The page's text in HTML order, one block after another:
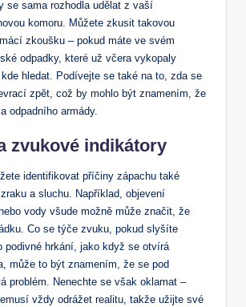
se sama rozhodla udělat z vaší
komoru. Můžete zkusit takovou
zkoušku – pokud máte ve svém
odpadky, které už včera vykopaly
hledat. Podívejte se také na to, zda se
zpět, což by mohlo být znamením, že
odpadního armády.
zvukové indikátory
identifikovat příčiny zápachu také
a sluchu. Například, objevení
vody všude možně může značit, že
Co se týče zvuku, pokud slyšíte
podivné hrkání, jako když se otvírá
může to být znamením, že se pod
problém. Nenechte se však oklamat –
vždy odrážet realitu, takže užijte své